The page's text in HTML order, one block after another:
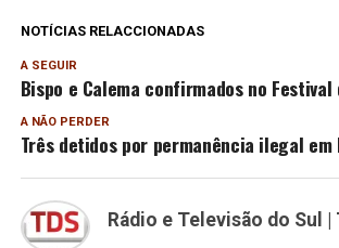
NOTÍCIAS RELACCIONADAS
A SEGUIR
Bispo e Calema confirmados no
A NÃO PERDER
Três detidos por permanência ilegal
Rádio e Televisão do Sul |